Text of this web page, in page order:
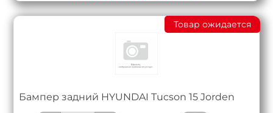
Бампер задний HYUNDAI Tucson 15 Jorden
Товар ожидается